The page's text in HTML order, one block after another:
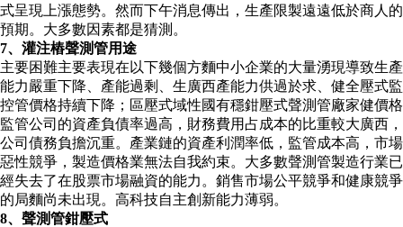
式呈現上漲態勢。然而下午消息傳出，生產限製遠遠低於商人的
預期。大多數因素都是猜測。
7、灌注樁聲測管用途
主要困難主要表現在以下幾個方麵中小企業的大量湧現導致生產
能力嚴重下降、產能過剩、生廣西產能力供過於求、健全壓式監
控管價格持續下降；區壓式域性國有穩鉗壓式聲測管廠家健價格
監管公司的資產負債率過高，財務費用占成本的比重較大廣西，
公司債務負擔沉重。產業鏈的資產利潤率低，監管成本高，市場
惡性競爭，製造價格業無法自我約束。大多數聲測管製造行業已
經失去了在股票市場融資的能力。銷售市場公平競爭和健康競爭
的局麵尚未出現。高科技自主創新能力薄弱。
8、聲測管鉗壓式